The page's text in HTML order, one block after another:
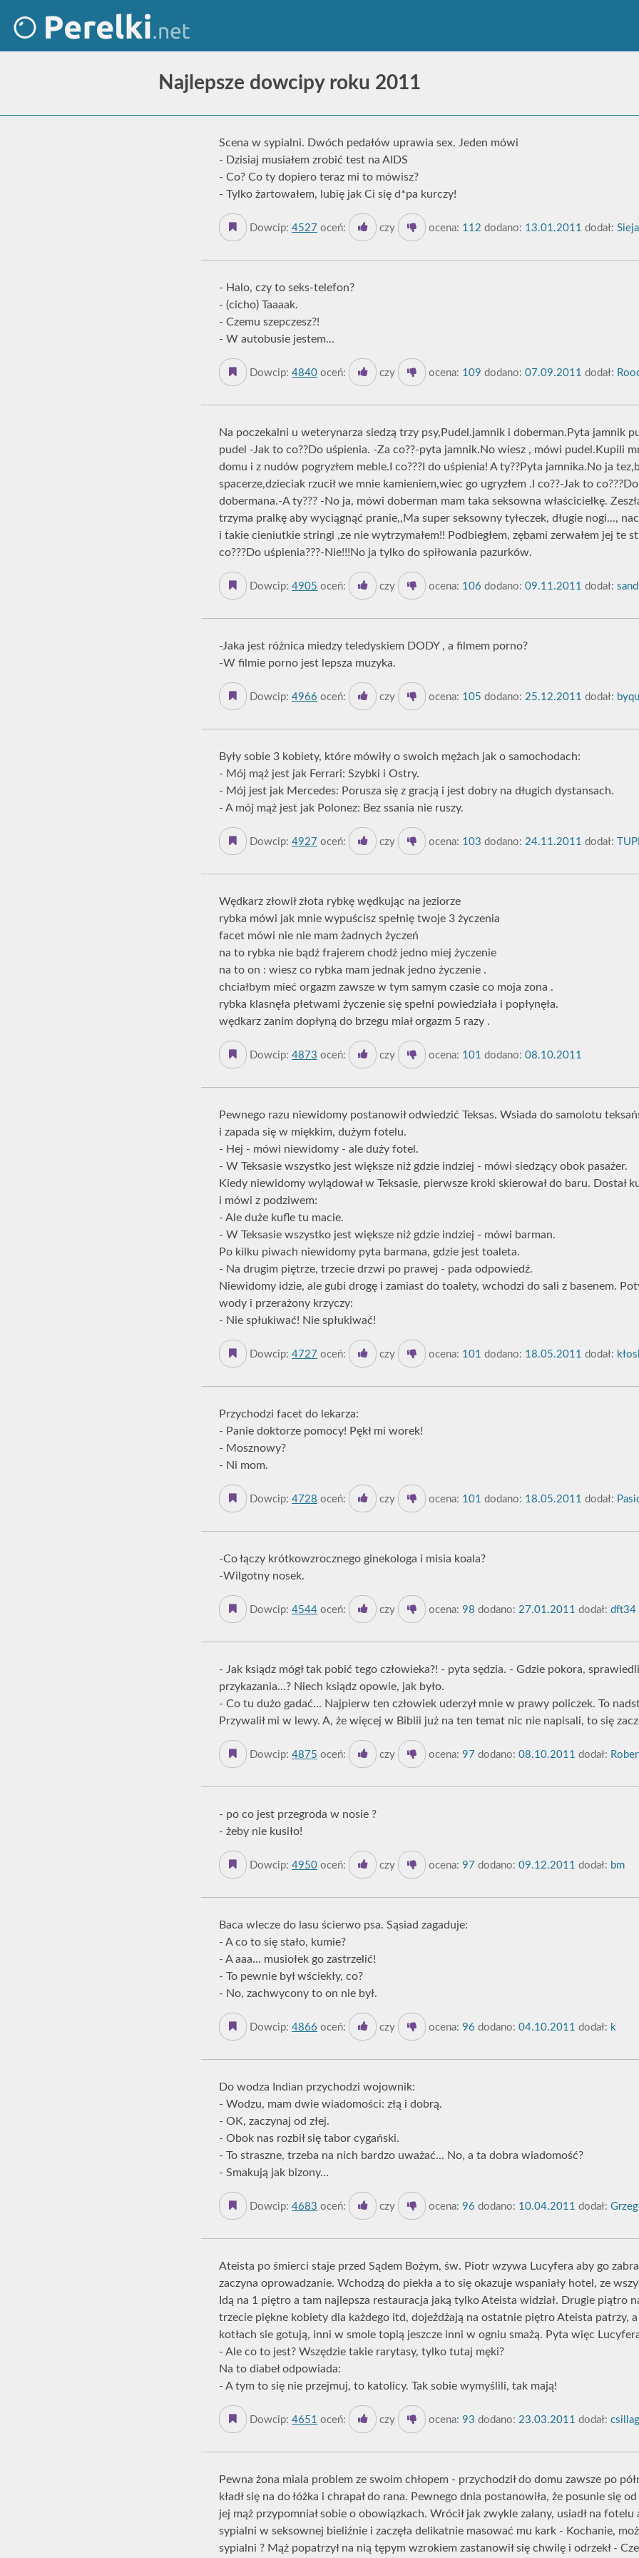
Najlepsze dowcipy roku 2011
Scena w sypialni. Dwóch pedałów uprawia sex. Jeden mówi
- Dzisiaj musiałem zrobić test na AIDS
- Co? Co ty dopiero teraz mi to mówisz?
- Tylko żartowałem, lubię jak Ci się d*pa kurczy!
Dowcip: 4527 oceń: czy ocena: 112 dodano: 13.01.2011 dodał: Sieja
- Halo, czy to seks-telefon?
- (cicho) Taaaak.
- Czemu szepczesz?!
- W autobusie jestem...
Dowcip: 4840 oceń: czy ocena: 109 dodano: 07.09.2011 dodał:
Na poczekalni u weterynarza siedzą trzy psy,Pudel.jamnik i doberman.Pyta jamnik
pudel -Jak to co??Do uśpienia. -Za co??-pyta jamnik.No wiesz , mówi pudel.Kupili
domu i z nudów pogryzłem meble.I co???I do uśpienia! A ty??Pyta jamnika.No ja
spacerze,dzieciak rzucił we mnie kamieniem,wiec go ugryzłem .I co??-Jak to
dobermana.-A ty??? -No ja, mówi doberman mam taka seksowna właścicielkę.
trzyma pralkę aby wyciągnąć pranie,,Ma super seksowny tyłeczek, długie nogi...,
i takie cieniutkie stringi ,ze nie wytrzymałem!! Podbiegłem, zębami zerwałem jej te
co???Do uśpienia???-Nie!!!No ja tylko do spiłowania pazurków.
Dowcip: 4905 oceń: czy ocena: 106 dodano: 09.11.2011 dodał:
-Jaka jest różnica miedzy teledyskiem DODY , a filmem porno?
-W filmie porno jest lepsza muzyka.
Dowcip: 4966 oceń: czy ocena: 105 dodano: 25.12.2011 dodał: byqu
Były sobie 3 kobiety, które mówiły o swoich mężach jak o samochodach:
- Mój mąż jest jak Ferrari: Szybki i Ostry.
- Mój jest jak Mercedes: Porusza się z gracją i jest dobry na długich dystansach.
- A mój mąż jest jak Polonez: Bez ssania nie ruszy.
Dowcip: 4927 oceń: czy ocena: 103 dodano: 24.11.2011 dodał:
Wędkarz złowił złota rybkę wędkując na jeziorze
rybka mówi jak mnie wypuścisz spełnię twoje 3 życzenia
facet mówi nie nie mam żadnych życzeń
na to rybka nie bądź frajerem chodź jedno miej życzenie
na to on : wiesz co rybka mam jednak jedno życzenie .
chciałbym mieć orgazm zawsze w tym samym czasie co moja zona .
rybka klasnęła płetwami życzenie się spełni powiedziała i popłynęła.
wędkarz zanim dopłyną do brzegu miał orgazm 5 razy .
Dowcip: 4873 oceń: czy ocena: 101 dodano: 08.10.2011
Pewnego razu niewidomy postanowił odwiedzić Teksas. Wsiada do samolotu
i zapada się w miękkim, dużym fotelu.
- Hej - mówi niewidomy - ale duży fotel.
- W Teksasie wszystko jest większe niż gdzie indziej - mówi siedzący obok pasażer.
Kiedy niewidomy wylądował w Teksasie, pierwsze kroki skierował do baru. Dostał
i mówi z podziwem:
- Ale duże kufle tu macie.
- W Teksasie wszystko jest większe niż gdzie indziej - mówi barman.
Po kilku piwach niewidomy pyta barmana, gdzie jest toaleta.
- Na drugim piętrze, trzecie drzwi po prawej - pada odpowiedź.
Niewidomy idzie, ale gubi drogę i zamiast do toalety, wchodzi do sali z basenem.
wody i przerażony krzyczy:
- Nie spłukiwać! Nie spłukiwać!
Dowcip: 4727 oceń: czy ocena: 101 dodano: 18.05.2011 dodał:
Przychodzi facet do lekarza:
- Panie doktorze pomocy! Pękł mi worek!
- Mosznowy?
- Ni mom.
Dowcip: 4728 oceń: czy ocena: 101 dodano: 18.05.2011 dodał:
-Co łączy krótkowzrocznego ginekologa i misia koala?
-Wilgotny nosek.
Dowcip: 4544 oceń: czy ocena: 98 dodano: 27.01.2011 dodał: dft34
- Jak ksiądz mógł tak pobić tego człowieka?! - pyta sędzia. - Gdzie pokora,
przykazania...? Niech ksiądz opowie, jak było.
- Co tu dużo gadać... Najpierw ten człowiek uderzył mnie w prawy policzek. To
Przywalił mi w lewy. A, że więcej w Biblii już na ten temat nic nie napisali, to się
Dowcip: 4875 oceń: czy ocena: 97 dodano: 08.10.2011 dodał:
- po co jest przegroda w nosie ?
- żeby nie kusiło!
Dowcip: 4950 oceń: czy ocena: 97 dodano: 09.12.2011 dodał: bm
Baca wlecze do lasu ścierwo psa. Sąsiad zagaduje:
- A co to się stało, kumie?
- A aaa... musiołek go zastrzelić!
- To pewnie był wściekły, co?
- No, zachwycony to on nie był.
Dowcip: 4866 oceń: czy ocena: 96 dodano: 04.10.2011 dodał: k
Do wodza Indian przychodzi wojownik:
- Wodzu, mam dwie wiadomości: złą i dobrą.
- OK, zaczynaj od złej.
- Obok nas rozbił się tabor cygański.
- To straszne, trzeba na nich bardzo uważać... No, a ta dobra wiadomość?
- Smakują jak bizony...
Dowcip: 4683 oceń: czy ocena: 96 dodano: 10.04.2011 dodał:
Ateista po śmierci staje przed Sądem Bożym, św. Piotr wzywa Lucyfera aby go
zaczyna oprowadzanie. Wchodzą do piekła a to się okazuje wspaniały hotel, ze
Idą na 1 piętro a tam najlepsza restauracja jaką tylko Ateista widział. Drugie piątro
trzecie piękne kobiety dla każdego itd, dojeżdżają na ostatnie piętro Ateista patrzy,
kotłach sie gotują, inni w smole topią jeszcze inni w ogniu smażą. Pyta więc
- Ale co to jest? Wszędzie takie rarytasy, tylko tutaj męki?
Na to diabeł odpowiada:
- A tym to się nie przejmuj, to katolicy. Tak sobie wymyślili, tak mają!
Dowcip: 4651 oceń: czy ocena: 93 dodano: 23.03.2011 dodał: csillag
Pewna żona miala problem ze swoim chłopem - przychodził do domu zawsze po
kładł się na do łóżka i chrapał do rana. Pewnego dnia postanowiła, że posunie się
jej mąż przypomniał sobie o obowiązkach. Wrócił jak zwykle zalany, usiadł na fotelu
sypialni w seksownej bieliźnie i zaczęła delikatnie masować mu kark - Kochanie,
sypialni ? Mąż popatrzył na nią tępym wzrokiem zastanowił się chwilę i odrzekł -